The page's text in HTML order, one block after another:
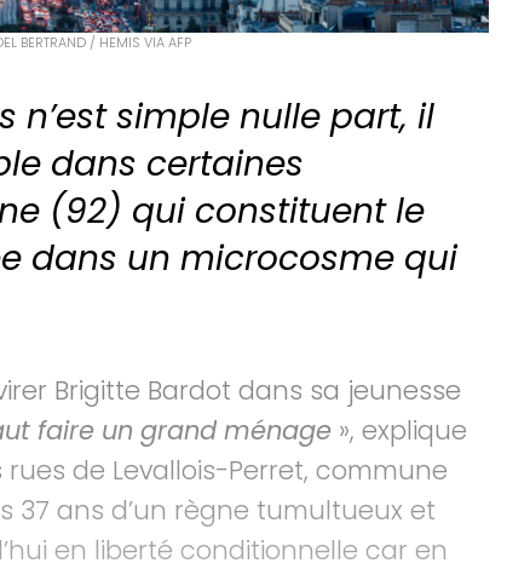
BERTRAND / HEMIS VIA AFP
n’est simple nulle part, il
dans certaines
(92) qui constituent le
dans un microcosme qui
Brigitte Bardot dans sa jeunesse
faire un grand ménage », explique
de Levallois-Perret, commune
37 ans d’un règne tumultueux et
en liberté conditionnelle car en